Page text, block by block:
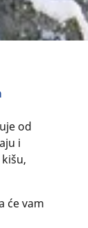
od
i
će vam